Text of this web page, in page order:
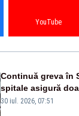
YouTube
Continuă greva în
spitale asigură
30 iul. 2026, 07:51